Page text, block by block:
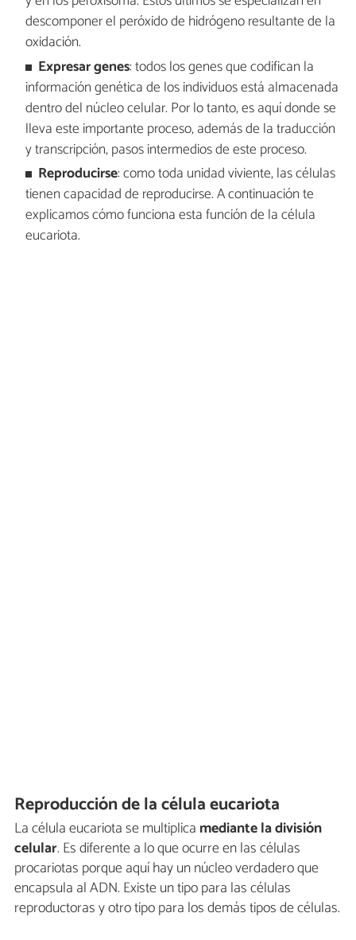
descomponer el peróxido de hidrógeno resultante de la
oxidación.
Expresar genes: todos los genes que codifican la
información genética de los individuos está almacenada
dentro del núcleo celular. Por lo tanto, es aquí donde se
lleva este importante proceso, además de la traducción
y transcripción, pasos intermedios de este proceso.
Reproducirse: como toda unidad viviente, las células
tienen capacidad de reproducirse. A continuación te
explicamos cómo funciona esta función de la célula
eucariota.
Reproducción de la célula eucariota
La célula eucariota se multiplica mediante la división
celular. Es diferente a lo que ocurre en las células
procariotas porque aquí hay un núcleo verdadero que
encapsula al ADN. Existe un tipo para las células
reproductoras y otro tipo para los demás tipos de células.